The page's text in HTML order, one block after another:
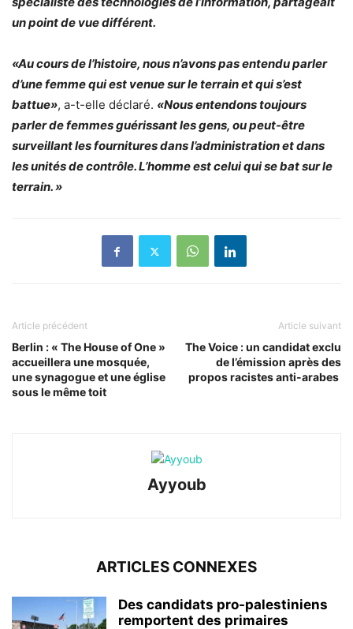
un point de vue différent.
«Au cours de l’histoire, nous n’avons pas entendu parler
d’une femme qui est venue sur le terrain et qui s’est
battue», a-t-elle déclaré. «Nous entendons toujours
parler de femmes guérissant les gens, ou peut-être
surveillant les fournitures dans l’administration et dans
les unités de contrôle. L’homme est celui qui se bat sur le
terrain. »
Article précédent
Berlin : « The House of One »
accueillera une mosquée,
une synagogue et une église
sous le même toit
Article suivant
The Voice : un candidat exclu
de l’émission après des
propos racistes anti-arabes
Ayyoub
ARTICLES CONNEXES
Des candidats pro-palestiniens
remportent des primaires